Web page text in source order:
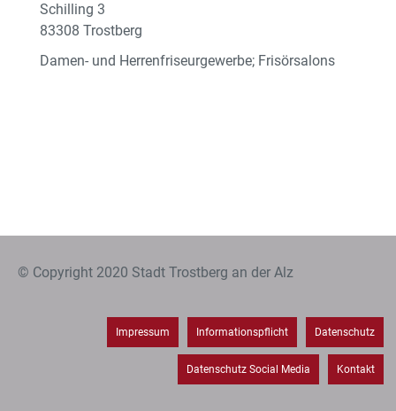
Schilling 3
83308 Trostberg
Damen- und Herrenfriseurgewerbe; Frisörsalons
© Copyright 2020 Stadt Trostberg an der Alz
Impressum Informationspflicht Datenschutz
Datenschutz Social Media Kontakt